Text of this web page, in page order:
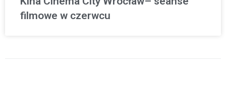
filmowe w czerwcu